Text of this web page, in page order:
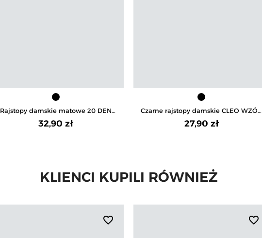
Rajstopy damskie matowe 20 DEN
wygodne w cętki ze wzmocnioną
częścią majtkową i palcową
32,90 zł
Czarne rajstopy damskie CLEO WZÓR
20 DEN
27,90 zł
KLIENCI KUPILI RÓWNIEŻ
favorite_border favorite_border